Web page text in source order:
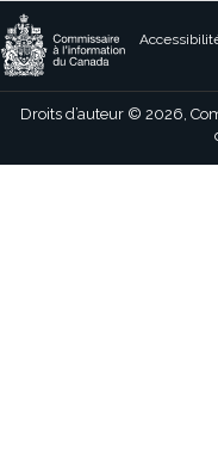
links
Droits d’auteur © 2026,